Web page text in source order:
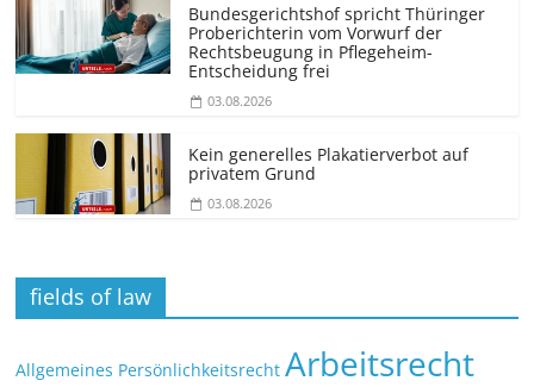
Bundesgerichtshof spricht Thüringer
Proberichterin vom Vorwurf der
Rechtsbeugung in Pflegeheim-
Entscheidung frei
03.08.2026
Kein generelles Plakatierverbot auf
privatem Grund
03.08.2026
fields of law
Allgemeines Persönlichkeitsrecht Arbeitsrecht